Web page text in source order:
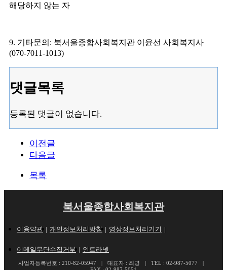
해당하지 않는 자
9. 기타문의 : 북서울종합사회복지관 이윤선 사회복지사
(070-7011-1013)
댓글목록
등록된 댓글이 없습니다.
이전글
다음글
목록
북서울종합사회복지관
이용약관 개인정보처리방침 영상정보처리기기
이메일무단수집거부 인트라넷
사업자등록번호 : 210-82-05947 대표자 : 최명
TEL : 02-987-5077